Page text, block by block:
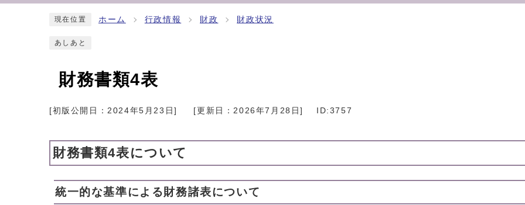
現在位置 ホーム 行政情報 財政 財政状況
あしあと
財務書類4表
[初版公開日：2024年5月23日] [更新日：2026年7月28日] ID:3757
財務書類4表について
統一的な基準による財務諸表について